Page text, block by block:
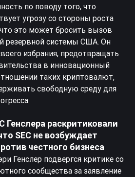
по поводу того, что
угрозу со стороны роста
это может бросить вызов
резервной системы США. Он
избрания, предотвращать
в инновационный
таких криптовалют,
свободную среду для
Генслера раскритиковали
SEC не возбуждает
честного бизнеса
Генслер подвергся критике со
сообщества за заявление